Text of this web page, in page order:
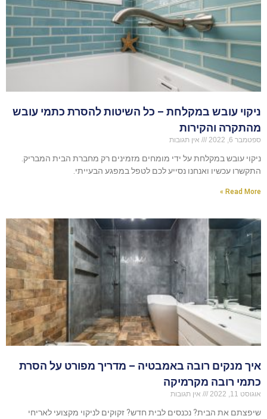
ניקוי עובש במקלחת – כל השיטות להסרת כתמי עובש
מהתקרה והקירות
ספטמבר 6, 2022 אין תגובות
ניקוי עובש במקלחת על ידי מומחים מזמינים רק מחברת הבית המבריק.
התקשרו עכשיו ואנחנו נסייע לכם לטפל במפגע הבעייתי.
Read More »
איך מנקים רובה באמבטיה – מדריך מפורט על הסרת
כתמי רובה מקרמיקה
אוגוסט 11, 2022 אין תגובות
שיפצתם את הבית? נכנסים לבית חדש? זקוקים לניקוי מקצועי לאריחי